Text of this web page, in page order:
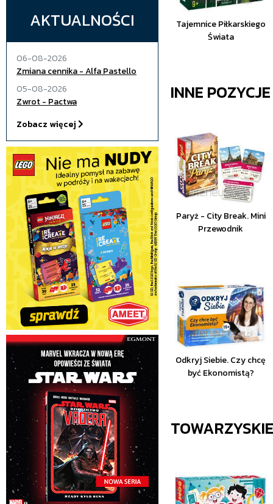
AKTUALNOŚCI
06-08-2026
Zmiana cennika - Alfa Pastello
05-08-2026
Zwrot - Pactwa
Zobacz więcej
Tajemnice Piłkarskiego
Świata
INNE
Paryż - City Break. Mini
Przewodnik
Odkryj Siebie. Czy chcę
być Ekonomistą?
TOWARZYSKIE